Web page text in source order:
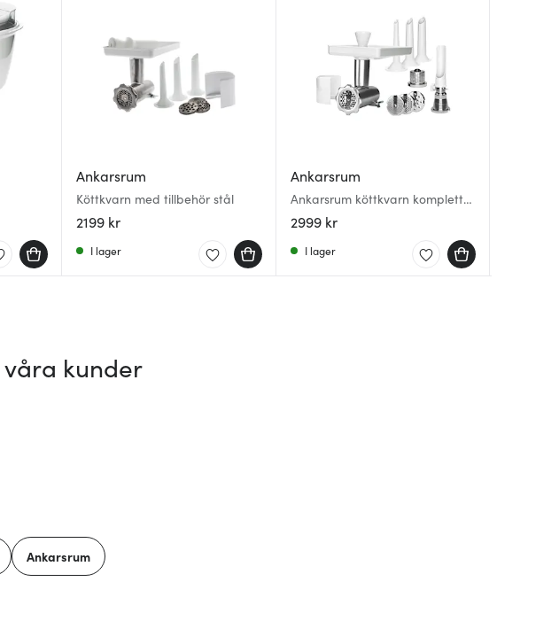
Ankarsrum
Köttkvarn med tillbehör stål
2199 kr
I lager
Ankarsrum
Ankarsrum köttkvarn komplett
set
2999 kr
I lager
kunder
Ankarsrum